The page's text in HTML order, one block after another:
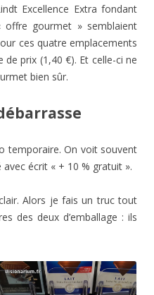
Excellence Extra fondant
gourmet » semblaient
ces quatre emplacements
de prix (1,40 €). Et celle-ci ne
bien sûr.
temporaire. On voit souvent
écrit « + 10 % gratuit ».
Alors je fais un truc tout
des deux d’emballage : ils